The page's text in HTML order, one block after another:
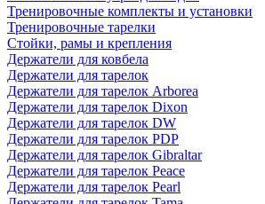
Тренировочные комплекты и установки
Тренировочные тарелки
Стойки, рамы и крепления
Держатели для ковбела
Держатели для тарелок
Держатели для тарелок Arborea
Держатели для тарелок Dixon
Держатели для тарелок DW
Держатели для тарелок PDP
Держатели для тарелок Gibraltar
Держатели для тарелок Peace
Держатели для тарелок Pearl